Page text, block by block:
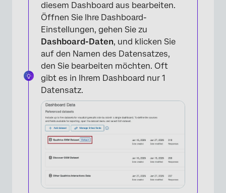
×
diesem Dashboard aus bearbeiten.
Öffnen Sie Ihre Dashboard-
Einstellungen, gehen Sie zu
Dashboard-Daten, und klicken Sie
auf den Namen des Datensatzes,
den Sie bearbeiten möchten. Oft
gibt es in Ihrem Dashboard nur 1
Datensatz.